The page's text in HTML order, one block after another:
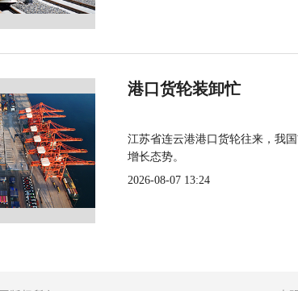
港口货轮装卸忙
江苏省连云港港口货轮往来，我
增长态势。
2026-08-07 13:24